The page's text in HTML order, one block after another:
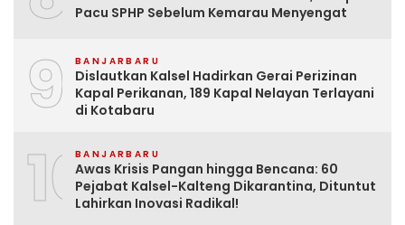
Pacu SPHP Sebelum Kemarau Menyengat
9 BANJARBARU
Dislautkan Kalsel Hadirkan Gerai Perizinan
Kapal Perikanan, 189 Kapal Nelayan Terlayani
di Kotabaru
10BANJARBARU
Awas Krisis Pangan hingga Bencana: 60
Pejabat Kalsel-Kalteng Dikarantina, Dituntut
Lahirkan Inovasi Radikal!